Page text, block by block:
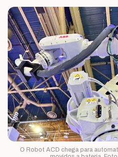
O Robot ACD chega para